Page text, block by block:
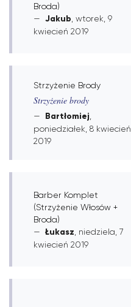
Broda)
Jakub , wtorek, 9
kwiecień 2019
Strzyżenie Brody
Strzyżenie brody
Bartłomiej
poniedziałek, 8 kwiecień
2019
Barber Komplet
(Strzyżenie Włosów +
Broda)
Łukasz , niedziela, 7
kwiecień 2019